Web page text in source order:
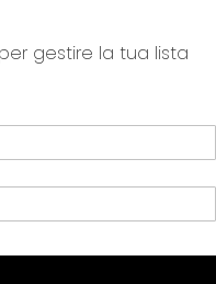
gestire la tua lista